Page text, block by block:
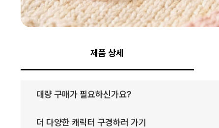
제품 상세
대량 구매가 필요하신가요?
더 다양한 캐릭터 구경하러 가기